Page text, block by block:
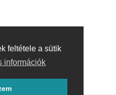
feltétele a sütik
információk